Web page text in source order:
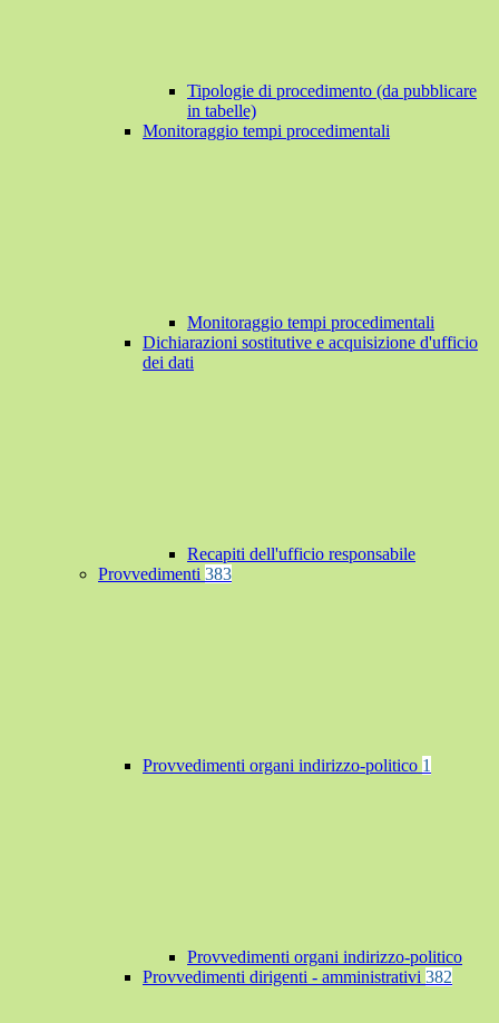
Tipologie di procedimento (da pubblicare
in tabelle)
Monitoraggio tempi procedimentali
Monitoraggio tempi procedimentali
Dichiarazioni sostitutive e acquisizione d'ufficio
dei dati
Recapiti dell'ufficio responsabile
Provvedimenti 383
Provvedimenti organi indirizzo-politico 1
Provvedimenti organi indirizzo-politico
Provvedimenti dirigenti - amministrativi 382